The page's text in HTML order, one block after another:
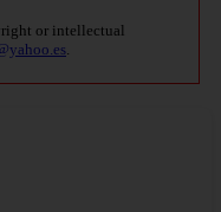
or intellectual